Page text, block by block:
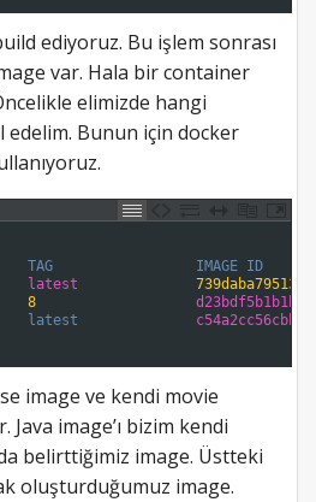
ediyoruz. Bu işlem sonrası
var. Hala bir container
elimizde hangi
edelim. Bunun için docker
TAG IMAGE
latest
739daba79513
8
d23bdf5b1b1b
latest c54a2cc56cbb
image ve kendi movie
image’ı bizim kendi
belirttiğimiz image. Üstteki
oluşturduğumuz image.